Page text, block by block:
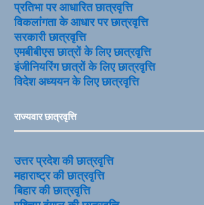
प्रतिभा पर आधारित छात्रवृत्ति
विकलांगता के आधार पर छात्रवृत्ति
सरकारी छात्रवृत्ति
एमबीबीएस छात्रों के लिए छात्रवृत्ति
इंजीनियरिंग छात्रों के लिए छात्रवृत्ति
विदेश अध्ययन के लिए छात्रवृत्ति
राज्यवार छात्रवृत्ति
उत्तर प्रदेश की छात्रवृत्ति
महाराष्ट्र की छात्रवृत्ति
बिहार की छात्रवृत्ति